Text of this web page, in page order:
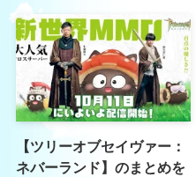
【ツリーオブセイヴァー：
ネバーランド】のまとめを